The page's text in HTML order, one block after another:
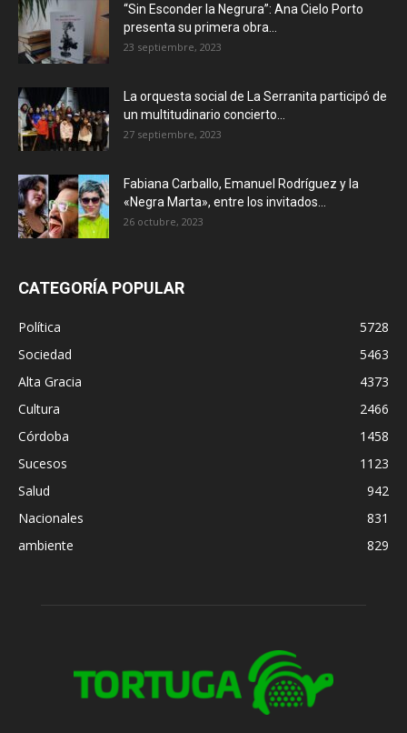
“Sin Esconder la Negrura”: Ana Cielo Porto
presenta su primera obra...
23 septiembre, 2023
La orquesta social de La Serranita participó de
un multitudinario concierto...
27 septiembre, 2023
Fabiana Carballo, Emanuel Rodríguez y la
«Negra Marta», entre los invitados...
26 octubre, 2023
CATEGORÍA POPULAR
Política
5728
Sociedad
5463
Alta Gracia
4373
Cultura
2466
Córdoba
1458
Sucesos
1123
Salud
942
Nacionales
831
ambiente
829